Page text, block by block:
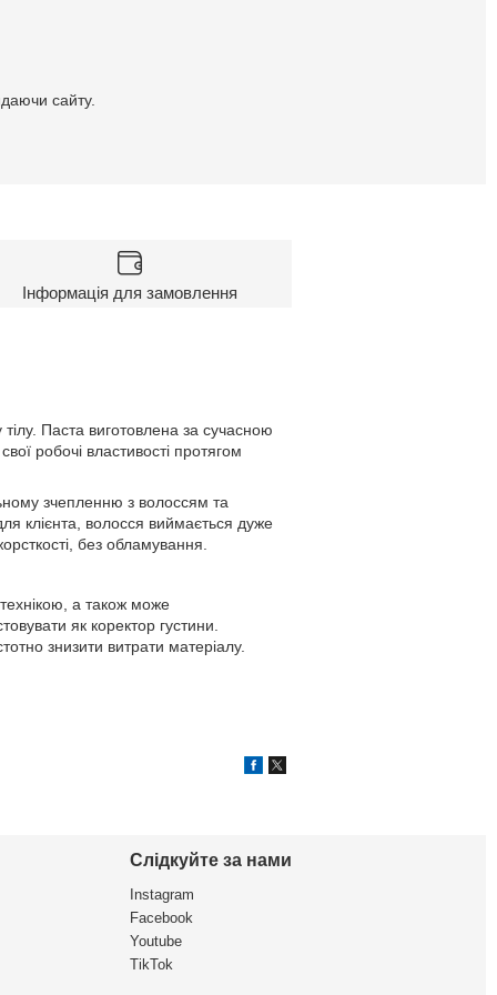
сайту.
Інформація для замовлення
Паста виготовлена за сучасною
робочі властивості протягом
зчепленню з волоссям та
клієнта, волосся виймається дуже
без обламування.
а також може
як коректор густини.
знизити витрати матеріалу.
Слідкуйте за нами
Instagram
Facebook
Youtube
TikTok